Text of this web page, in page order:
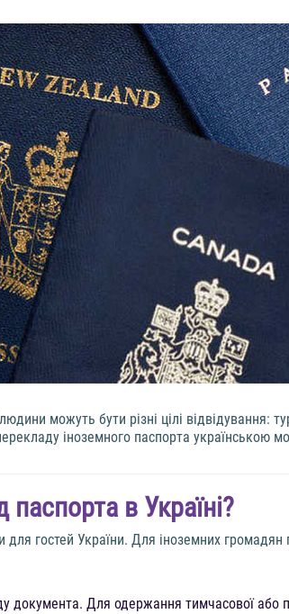
можуть бути різні цілі відвідування:
іноземного паспорта українською
в Україні?
гостей України. Для іноземних
Для одержання тимчасової або